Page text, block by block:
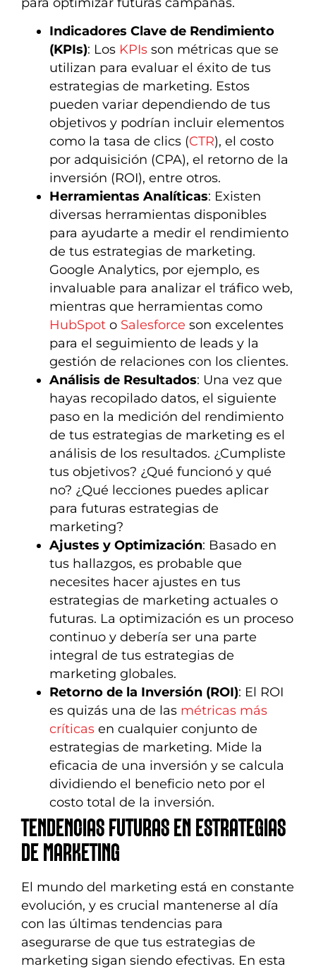
Indicadores Clave de Rendimiento
(KPIs): Los KPIs son métricas que se
utilizan para evaluar el éxito de tus
estrategias de marketing. Estos
pueden variar dependiendo de tus
objetivos y podrían incluir elementos
como la tasa de clics (CTR), el costo
por adquisición (CPA), el retorno de la
inversión (ROI), entre otros.
Herramientas Analíticas: Existen
diversas herramientas disponibles
para ayudarte a medir el rendimiento
de tus estrategias de marketing.
Google Analytics, por ejemplo, es
invaluable para analizar el tráfico web,
mientras que herramientas como
HubSpot o Salesforce son excelentes
para el seguimiento de leads y la
gestión de relaciones con los clientes.
Análisis de Resultados: Una vez que
hayas recopilado datos, el siguiente
paso en la medición del rendimiento
de tus estrategias de marketing es el
análisis de los resultados. ¿Cumpliste
tus objetivos? ¿Qué funcionó y qué
no? ¿Qué lecciones puedes aplicar
para futuras estrategias de
marketing?
Ajustes y Optimización: Basado en
tus hallazgos, es probable que
necesites hacer ajustes en tus
estrategias de marketing actuales o
futuras. La optimización es un proceso
continuo y debería ser una parte
integral de tus estrategias de
marketing globales.
Retorno de la Inversión (ROI): El ROI
es quizás una de las métricas más
críticas en cualquier conjunto de
estrategias de marketing. Mide la
eficacia de una inversión y se calcula
dividiendo el beneficio neto por el
costo total de la inversión.
TENDENCIAS FUTURAS EN ESTRATEGIAS
DE MARKETING
El mundo del marketing está en constante
evolución, y es crucial mantenerse al día
con las últimas tendencias para
asegurarse de que tus estrategias de
marketing sigan siendo efectivas. En esta